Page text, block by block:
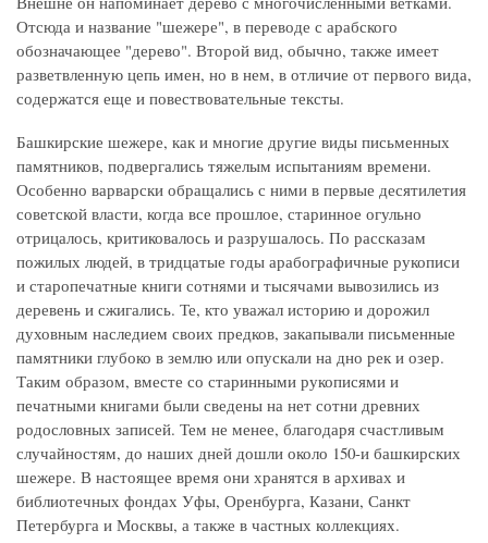
Отсюда и название "шежере", в переводе с арабского
обозначающее "дерево". Второй вид, обычно, также имеет
разветвленную цепь имен, но в нем, в отличие от первого вида,
содержатся еще и повествовательные тексты.
Башкирские шежере, как и многие другие виды письменных
памятников, подвергались тяжелым испытаниям времени.
Особенно варварски обращались с ними в первые десятилетия
советской власти, когда все прошлое, старинное огульно
отрицалось, критиковалось и разрушалось. По рассказам
пожилых людей, в тридцатые годы арабографичные рукописи
и старопечатные книги сотнями и тысячами вывозились из
деревень и сжигались. Те, кто уважал историю и дорожил
духовным наследием своих предков, закапывали письменные
памятники глубоко в землю или опускали на дно рек и озер.
Таким образом, вместе со старинными рукописями и
печатными книгами были сведены на нет сотни древних
родословных записей. Тем не менее, благодаря счастливым
случайностям, до наших дней дошли около 150-и башкирских
шежере. В настоящее время они хранятся в архивах и
библиотечных фондах Уфы, Оренбурга, Казани, Санкт
Петербурга и Москвы, а также в частных коллекциях.